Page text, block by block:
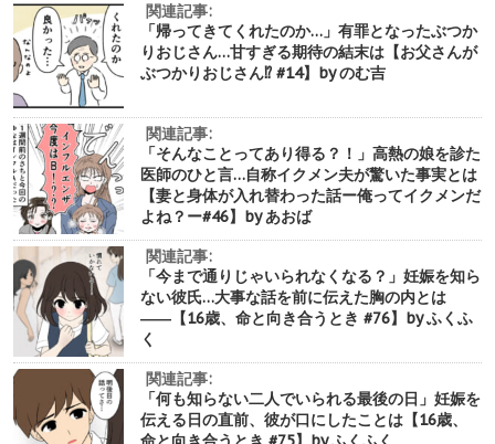
関連記事:
「帰ってきてくれたのか…」有罪となったぶつか
りおじさん…甘すぎる期待の結末は【お父さんが
ぶつかりおじさん⁉︎ #14】by のむ吉
関連記事:
「そんなことってあり得る？！」高熱の娘を診た
医師のひと言…自称イクメン夫が驚いた事実とは
【妻と身体が入れ替わった話ー俺ってイクメンだ
よね？ー#46】by あおば
関連記事:
「今まで通りじゃいられなくなる？」妊娠を知ら
ない彼氏…大事な話を前に伝えた胸の内とは
――【16歳、命と向き合うとき #76】by ふくふ
く
関連記事:
「何も知らない二人でいられる最後の日」妊娠を
伝える日の直前、彼が口にしたことは【16歳、